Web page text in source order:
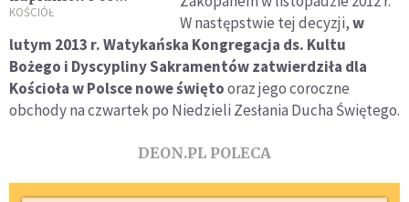
pokorna misja, a nie
KOŚCIÓŁ
W następstwie tej decyzji,w
lutym 2013 r. Watykańska Kongregacja ds. Kultu
Bożego i Dyscypliny Sakramentów zatwierdziła dla
Kościoła w Polsce nowe świętooraz jego coroczne
obchody na czwartek po Niedzieli Zesłania Ducha Świętego.
DEON.PL POLECA